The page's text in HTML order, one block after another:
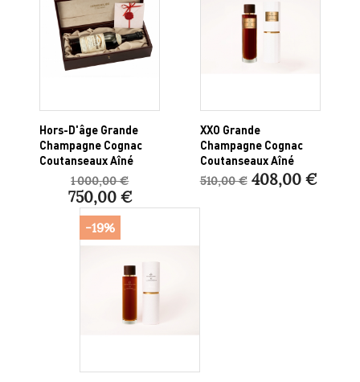
Hors-D'âge Grande
Champagne Cognac
Coutanseaux Aîné
1 000,00 €
750,00 €
XXO Grande
Champagne Cognac
Coutanseaux Aîné
510,00 € 408,00 €
-19%